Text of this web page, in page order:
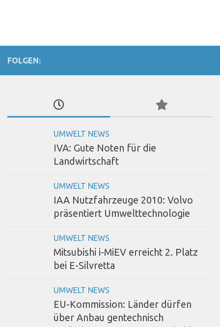
FOLGEN:
UMWELT NEWS
IVA: Gute Noten für die
Landwirtschaft
UMWELT NEWS
IAA Nutzfahrzeuge 2010: Volvo
präsentiert Umwelttechnologie
UMWELT NEWS
Mitsubishi i-MiEV erreicht 2. Platz
bei E-Silvretta
UMWELT NEWS
EU-Kommission: Länder dürfen
über Anbau gentechnisch